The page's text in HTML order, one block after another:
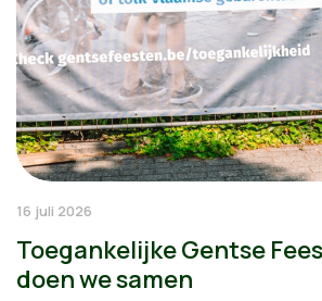
16 juli 2026
Toegankelijke Gentse
doen we samen